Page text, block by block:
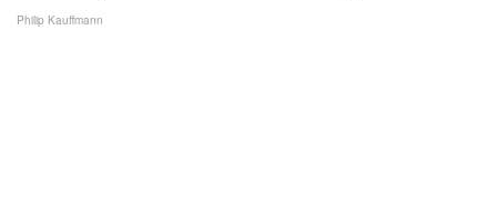
Philip Kauffmann